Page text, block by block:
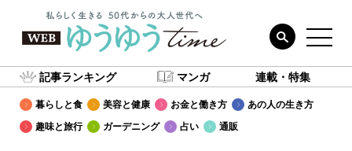
記事ランキング マンガ 連載・特集
暮らしと食 美容と健康 お金と働き方
あの人の生き方
趣味と旅行
ガーデニング 占い 通販